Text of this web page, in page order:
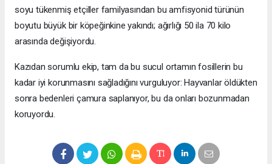
soyu tükenmiş etçiller familyasından bu amfisyonid türünün
boyutu büyük bir köpeğinkine yakındı; ağırlığı 50 ila 70 kilo
arasında değişiyordu.
Kazıdan sorumlu ekip, tam da bu sucul ortamın fosillerin bu
kadar iyi korunmasını sağladığını vurguluyor: Hayvanlar öldükten
sonra bedenleri çamura saplanıyor, bu da onları bozunmadan
koruyordu.